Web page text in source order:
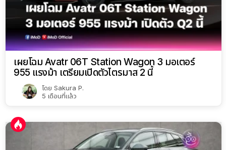
เผยโฉม Avatr 06T Station Wagon 3 มอเตอร์
955 แรงม้า เตรียมเปิดตัวไตรมาส 2 นี้
โดย Sakura P.
5 เดือนที่แล้ว